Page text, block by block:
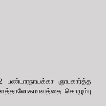
ஞாபகார்த்த
கொழும்பு